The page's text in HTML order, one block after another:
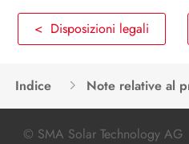
< Disposizioni legali
Indice Note relative al
© SMA Solar Technology AG
Disinserzione
Ricerca degli
Rimessa in